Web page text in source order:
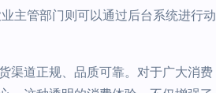
主管部门则可以通过后台系统进行动
渠道正规、品质可靠。对于广大消费